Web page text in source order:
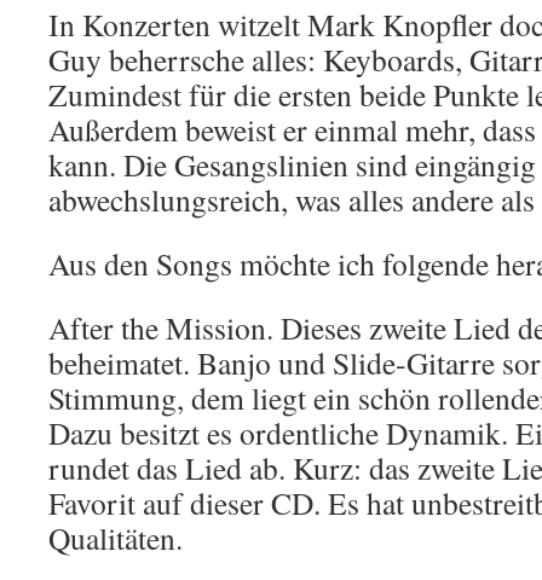
In Konzerten witzelt Mark Knopfler
Guy beherrsche alles: Keyboards,
Zumindest für die ersten beide Punkte
Außerdem beweist er einmal mehr,
kann. Die Gesangslinien sind
abwechslungsreich, was alles andere
Aus den Songs möchte ich folgende
After the Mission. Dieses zweite Lied
beheimatet. Banjo und Slide-Gitarre
Stimmung, dem liegt ein schön
Dazu besitzt es ordentliche Dynamik.
rundet das Lied ab. Kurz: das zweite
Favorit auf dieser CD. Es hat
Qualitäten.